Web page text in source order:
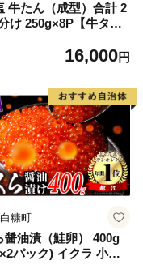
牛たん（成型）合計 2
け 250g×8P【牛タン
16,000円
糠町
醤油漬（鮭卵） 400g
パック) イクラ 小分